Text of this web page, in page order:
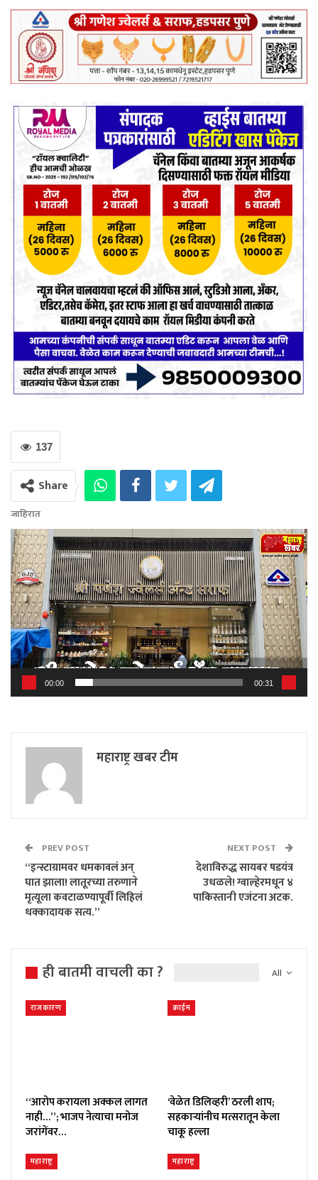
137
Share
जाहिरात
Video
Player
00:00 00:31
महाराष्ट्र खबर टीम
PREV POST
“इन्स्टाग्रामवर धमकावलं अन्
घात झाला! लातूरच्या तरुणाने
मृत्यूला कवटाळण्यापूर्वी लिहिलं
धक्कादायक सत्य.”
NEXT POST
देशाविरुद्ध सायबर षडयंत्र
उधळले! ग्वाल्हेरमधून ४
पाकिस्तानी एजंटना अटक.
All
ही बातमी वाचली का ?
राजकारण
“आरोप करायला अक्कल लागत
नाही…”; भाजप नेत्याचा मनोज
जरांगेंवर…
क्राईम
‘वेळेत डिलिव्हरी’ ठरली शाप;
सहकाऱ्यांनीच मत्सरातून केला
चाकू हल्ला
महाराष्ट्र महाराष्ट्र